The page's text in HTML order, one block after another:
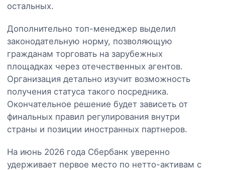
остальных.
Дополнительно топ-менеджер выделил
законодательную норму, позволяющую
гражданам торговать на зарубежных
площадках через отечественных агентов.
Организация детально изучит возможность
получения статуса такого посредника.
Окончательное решение будет зависеть от
финальных правил регулирования внутри
страны и позиции иностранных партнеров.
На июнь 2026 года Сбербанк уверенно
удерживает первое место по нетто-активам с